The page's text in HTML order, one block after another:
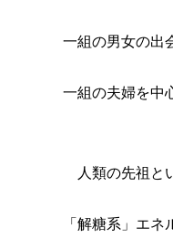
一組の男女の出
一組の夫婦を中
人類の先祖と
「解糖系」エ